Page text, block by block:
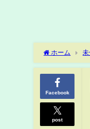
ホーム
Facebook
post